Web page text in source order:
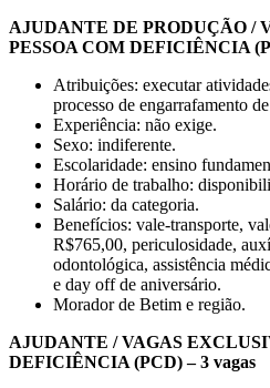
AJUDANTE DE PRODUÇÃO /
PESSOA COM DEFICIÊNCIA
Atribuições: executar
processo de engarrafamento
Experiência: não exige.
Sexo: indiferente.
Escolaridade: ensino
Horário de trabalho:
Salário: da categoria.
Benefícios: vale-transporte,
R$765,00, periculosidade,
odontológica, assistência
e day off de aniversário.
Morador de Betim e região.
AJUDANTE / VAGAS
DEFICIÊNCIA (PCD) – 3 vagas